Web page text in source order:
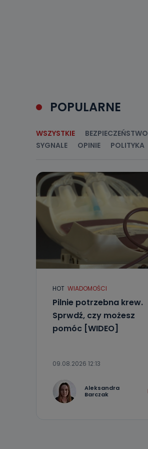
POPULARNE
WSZYSTKIE BEZPIECZEŃSTWO
SYGNALE
OPINIE POLITYKA
HOT WIADOMOŚCI
Pilnie potrzebna krew.
Sprwdź, czy możesz
pomóc [WIDEO]
09.08.2026 12:13
Aleksandra
Barczak